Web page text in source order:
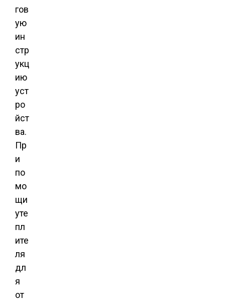
гов
ую
ин
стр
укц
ию
уст
ро
йст
ва.
Пр
и
по
мо
щи
уте
пл
ите
ля
дл
я
от